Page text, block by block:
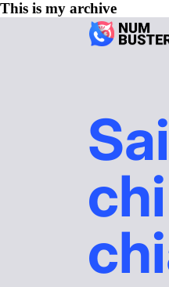
This is my archive